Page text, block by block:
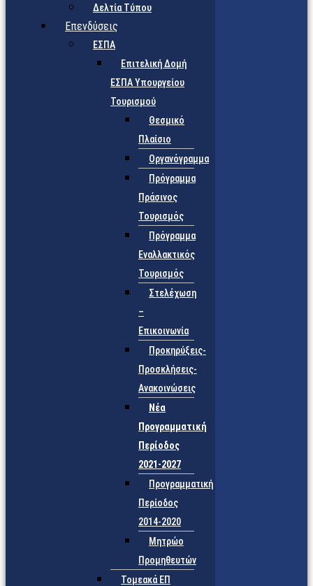
Δελτία Τύπου
Επενδύσεις
ΕΣΠΑ
Επιτελική Δομή
ΕΣΠΑ Υπουργείου
Τουρισμού
Θεσμικό
Πλαίσιο
Οργανόγραμμα
Πρόγραμμα
Πράσινος
Τουρισμός
Πρόγραμμα
Εναλλακτικός
Τουρισμός
Στελέχωση
–
Επικοινωνία
Προκηρύξεις-
Προσκλήσεις-
Ανακοινώσεις
Νέα
Προγραμματική
Περίοδος
2021-2027
Προγραμματική
Περίοδος
2014-2020
Μητρώο
Προμηθευτών
Τομεακά ΕΠ